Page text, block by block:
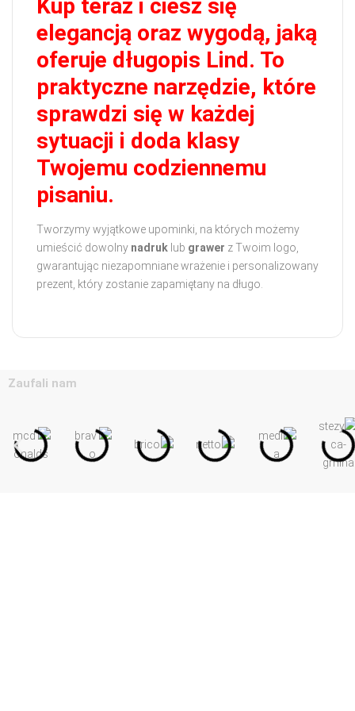
Kup teraz i ciesz się
elegancją oraz wygodą, jaką
oferuje długopis Lind. To
praktyczne narzędzie, które
sprawdzi się w każdej
sytuacji i doda klasy
Twojemu codziennemu
pisaniu.
Tworzymy wyjątkowe upominki, na których możemy
umieścić dowolny nadruk lub grawer z Twoim logo,
gwarantując niezapomniane wrażenie i personalizowany
prezent, który zostanie zapamiętany na długo.
Zaufali nam